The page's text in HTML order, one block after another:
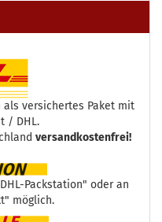
versichertes Paket mit
/ DHL.
versandkostenfrei!
Packstation" oder an
möglich.